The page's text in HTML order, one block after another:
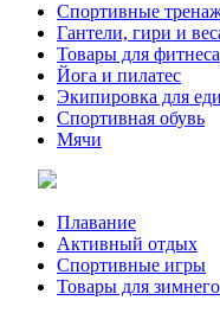
Спортивные
Гантели, гири и
Товары для фитнеса
Йога и пилатес
Экипировка для
Спортивная обувь
Мячи
Плавание
Активный отдых
Спортивные игры
Товары для